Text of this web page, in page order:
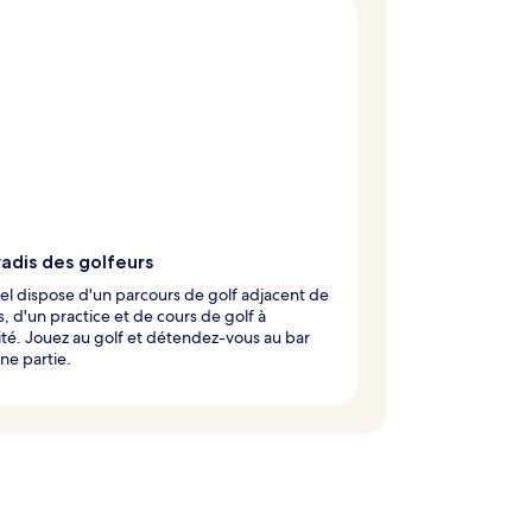
des golfeurs
dispose d'un parcours de golf adjacent de
d'un practice et de cours de golf à
Jouez au golf et détendez-vous au bar
partie.